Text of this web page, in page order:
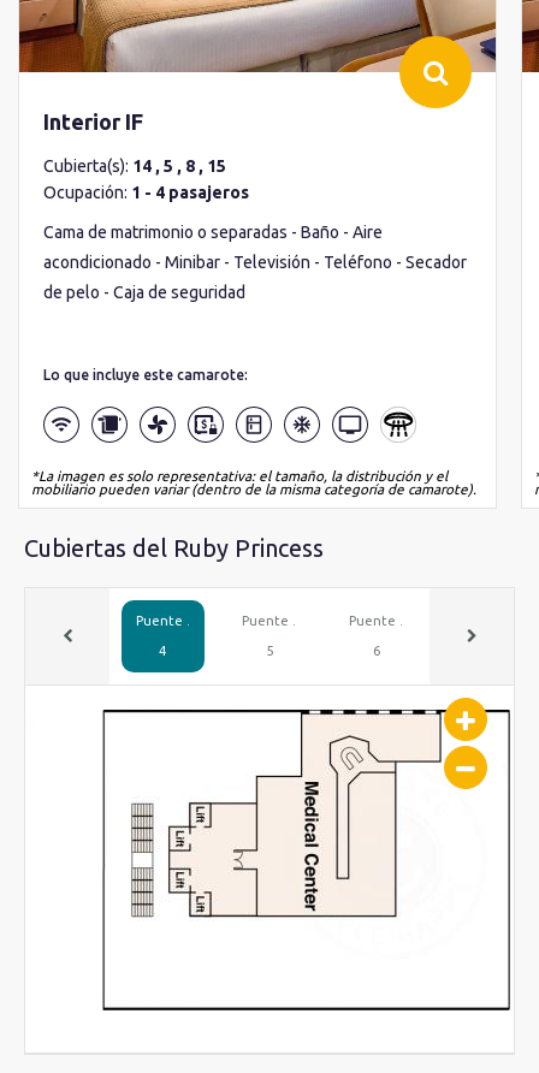
Interior IF
Cubierta(s): 14 , 5 , 8 , 15
Ocupación: 1 - 4 pasajeros
Cama de matrimonio o separadas - Baño - Aire
acondicionado - Minibar - Televisión - Teléfono - Secador
de pelo - Caja de seguridad
Lo que incluye este camarote:
*La imagen es solo representativa: el tamaño, la distribución y el
mobiliario pueden variar (dentro de la misma categoría de camarote).
Cubiertas del Ruby Princess
Puente .
4
Puente .
5
Puente .
6